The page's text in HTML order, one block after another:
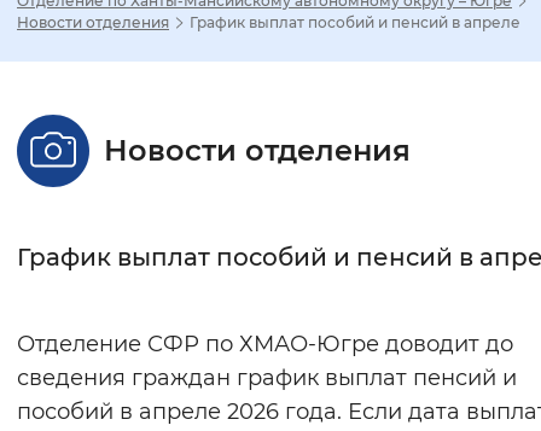
Настройка режима отображения
Стандартный Увеличенный
Интервал между буквами
Нормальный Увеличенный
Новости отделения
График выплат пособий и пенсий в апреле
Новости отделения
График выплат пособий и пенсий в
Отделение СФР по ХМАО-Югре доводит до
сведения граждан график выплат пенсий и
пособий в апреле 2026 года. Если дата